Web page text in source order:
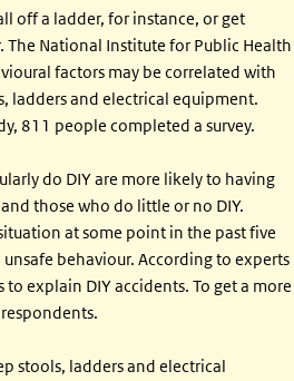
off a ladder, for instance, or get
National Institute for Public Health
factors may be correlated with
ladders and electrical equipment.
811 people completed a survey.
do DIY are more likely to having
those who do little or no DIY.
at some point in the past five
behaviour. According to experts
explain DIY accidents. To get a more
stools, ladders and electrical